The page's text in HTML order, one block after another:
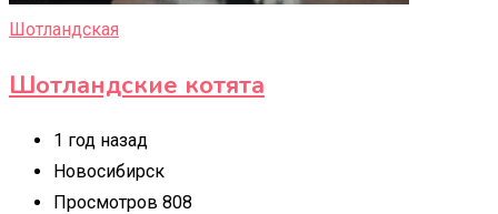
Шотландская
Шотландские котята
1 год назад
Новосибирск
Просмотров 808